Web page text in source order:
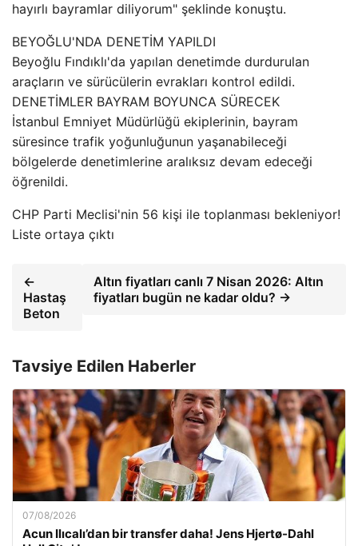
hayırlı bayramlar diliyorum" şeklinde konuştu.
BEYOĞLU'NDA DENETİM YAPILDI
Beyoğlu Fındıklı'da yapılan denetimde durdurulan
araçların ve sürücülerin evrakları kontrol edildi.
DENETİMLER BAYRAM BOYUNCA SÜRECEK
İstanbul Emniyet Müdürlüğü ekiplerinin, bayram
süresince trafik yoğunluğunun yaşanabileceği
bölgelerde denetimlerine aralıksız devam edeceği
öğrenildi.
CHP Parti Meclisi'nin 56 kişi ile toplanması bekleniyor!
Liste ortaya çıktı
←
Hastaş
Beton
Altın fiyatları canlı 7 Nisan 2026: Altın
fiyatları bugün ne kadar oldu? →
Tavsiye Edilen Haberler
07/08/2026
Acun Ilıcalı’dan bir transfer daha! Jens Hjertø-Dahl